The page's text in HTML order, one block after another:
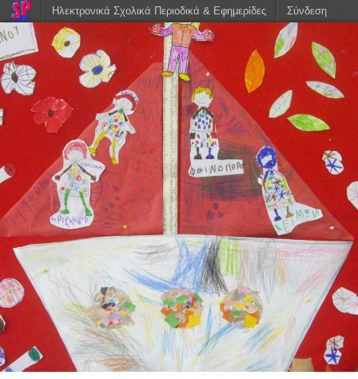
Ηλεκτρονικά Σχολικά Περιοδικά & Εφημερίδες Σύνδεση